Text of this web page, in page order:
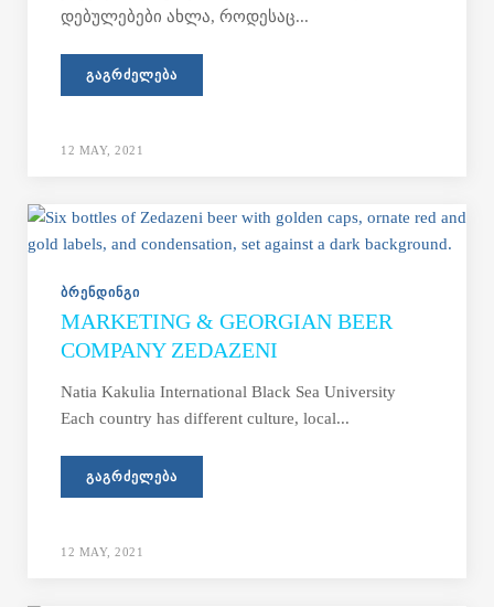
დებულებები ახლა, როდესაც...
ᲒᲐᲒᲠᲫᲔᲚᲔᲑᲐ
12 MAY, 2021
ᲑᲠᲔᲜᲓᲘᲜᲒᲘ
MARKETING & GEORGIAN BEER
COMPANY ZEDAZENI
Natia Kakulia International Black Sea University
Each country has different culture, local...
ᲒᲐᲒᲠᲫᲔᲚᲔᲑᲐ
12 MAY, 2021